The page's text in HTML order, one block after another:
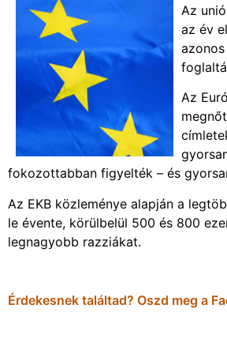
Az
az év
Az
fokozottabban figyelték – és
Az EKB közleménye alapján a
le évente, körülbelül 500 és 800
legnagyobb razziákat.
Érdekesnek találtad? Oszd meg a